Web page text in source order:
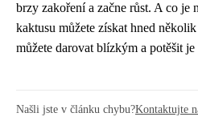
brzy zakoření a začne růst. A co je
kaktusu můžete získat hned
můžete darovat blízkým a potěšit
Našli jste v článku chybu?Kontaktujte